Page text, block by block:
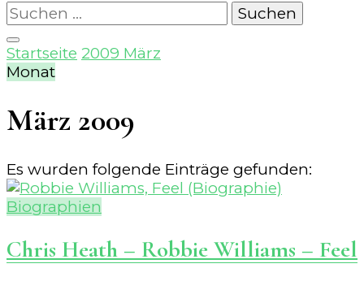
Suchen
nach:
Startseite 2009 März
Monat
März 2009
Es wurden folgende Einträge gefunden:
Biographien
Chris Heath – Robbie Williams – Feel